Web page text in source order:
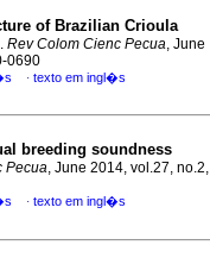
of Brazilian Crioula
. Rev Colom Cienc Pecua, June
0690
· texto em ingl�s
breeding soundness
Pecua, June 2014, vol.27, no.2,
· texto em ingl�s